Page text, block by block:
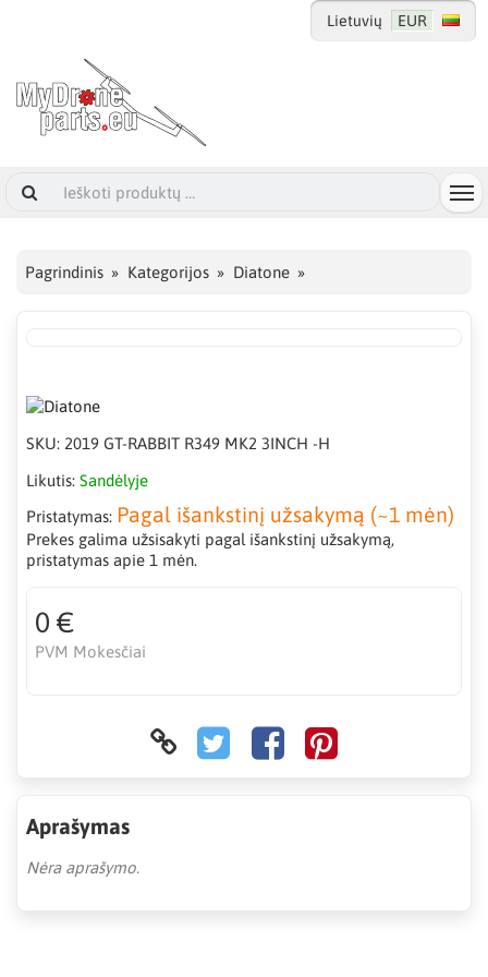
Lietuvių EUR
Pagrindinis Kategorijos Diatone
SKU: 2019 GT-RABBIT R349 MK2 3INCH -H
Likutis: Sandėlyje
Pristatymas: Pagal išankstinį užsakymą (~1 mėn)
Prekes galima užsisakyti pagal išankstinį užsakymą,
pristatymas apie 1 mėn.
0 €
PVM Mokesčiai
Aprašymas
Nėra aprašymo.